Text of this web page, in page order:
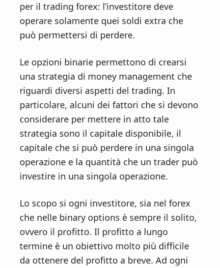
per il trading forex: l’investitore deve
operare solamente quei soldi extra che
può permettersi di perdere.
Le opzioni binarie permettono di crearsi
una strategia di money management che
riguardi diversi aspetti del trading. In
particolare, alcuni dei fattori che si devono
considerare per mettere in atto tale
strategia sono il capitale disponibile, il
capitale che si può perdere in una singola
operazione e la quantità che un trader può
investire in una singola operazione.
Lo scopo si ogni investitore, sia nel forex
che nelle binary options è sempre il solito,
ovvero il profitto. Il profitto a lungo
termine è un obiettivo molto più difficile
da ottenere del profitto a breve. Ad ogni